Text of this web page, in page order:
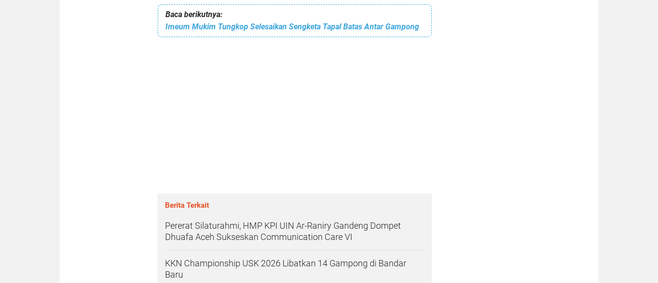
Baca berikutnya:
Imeum Mukim Tungkop Selesaikan Sengketa Tapal Batas Antar Gampong
Berita Terkait
Pererat Silaturahmi, HMP KPI UIN Ar-Raniry Gandeng Dompet
Dhuafa Aceh Sukseskan Communication Care VI
KKN Championship USK 2026 Libatkan 14 Gampong di Bandar
Baru